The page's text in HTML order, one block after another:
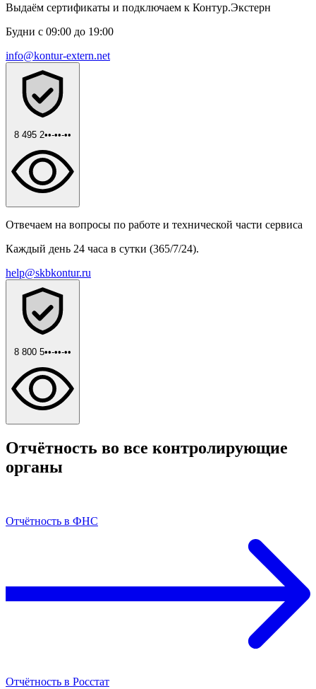
Выдаём сертификаты и подключаем к Контур.Экстерн
Будни с 09:00 до 19:00
info@kontur-extern.net
8 495 2••-••-••
Отвечаем на вопросы по работе и технической части сервиса
Каждый день 24 часа в сутки (365/7/24).
help@skbkontur.ru
8 800 5••-••-••
Отчётность во все контролирующие
органы
Отчётность в ФНС
Отчётность в Росстат